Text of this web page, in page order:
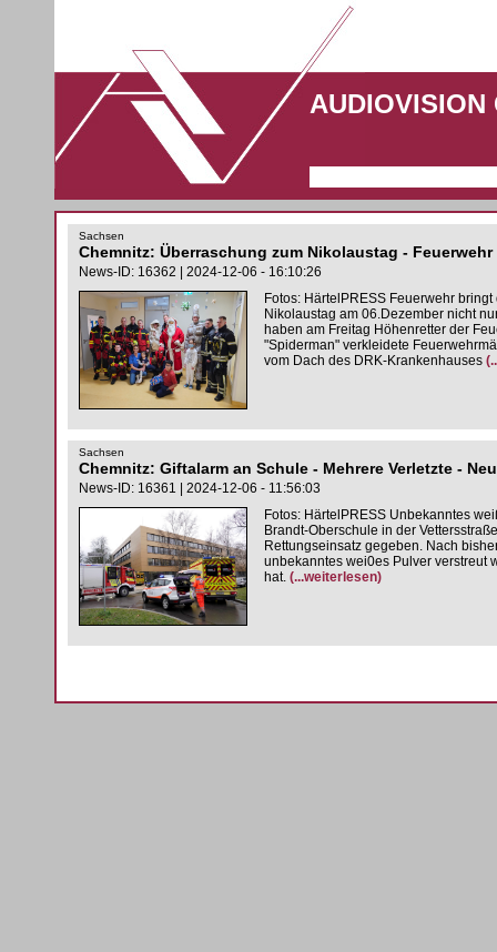
AUDIOVISION
Sachsen
Chemnitz: Überraschung zum Nikolaustag -
News-ID: 16362 | 2024-12-06 - 16:10:26
Fotos: HärtelPRESS Feuerwehr
Nikolaustag am 06.Dezember nicht
haben am Freitag Höhenretter der
"Spiderman" verkleidete
vom Dach des DRK-Krankenhauses
Sachsen
Chemnitz: Giftalarm an Schule - Mehrere Verletzte -
News-ID: 16361 | 2024-12-06 - 11:56:03
Fotos: HärtelPRESS Unbekanntes
Brandt-Oberschule in der
Rettungseinsatz gegeben. Nach
unbekanntes wei0es Pulver verstreut
hat. (...weiterlesen)